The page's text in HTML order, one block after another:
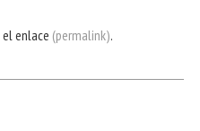
ail pa
r
el enlace (permalink).